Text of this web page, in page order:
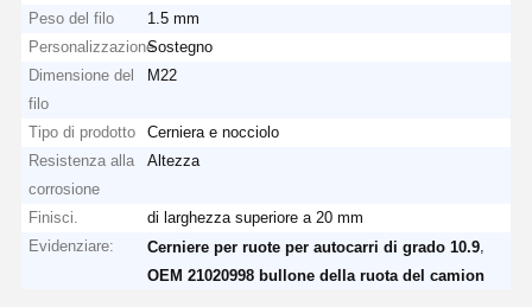
Peso del filo
1.5 mm
PersonalizzazioneSostegno
Dimensione del
filo
M22
Tipo di prodotto
Cerniera e nocciolo
Resistenza alla
corrosione
Altezza
Finisci.
di larghezza superiore a 20 mm
Evidenziare:
Cerniere per ruote per autocarri di grado 10.9
OEM 21020998 bullone della ruota del camion